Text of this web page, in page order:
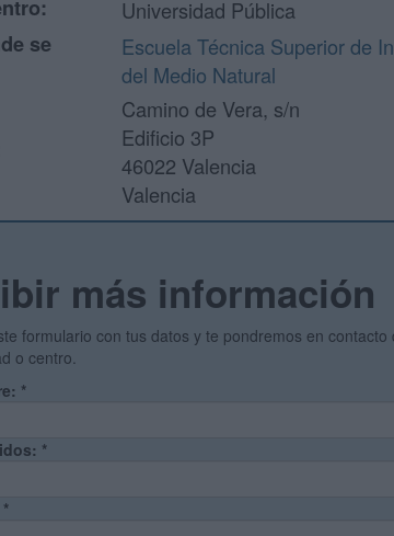
Universidad Pública
se
Escuela Técnica Superior de
del Medio Natural
Camino de Vera, s/n
Edificio 3P
46022 Valencia
Valencia
más información
formulario con tus datos y te pondremos en contacto
o centro.
*
*
*